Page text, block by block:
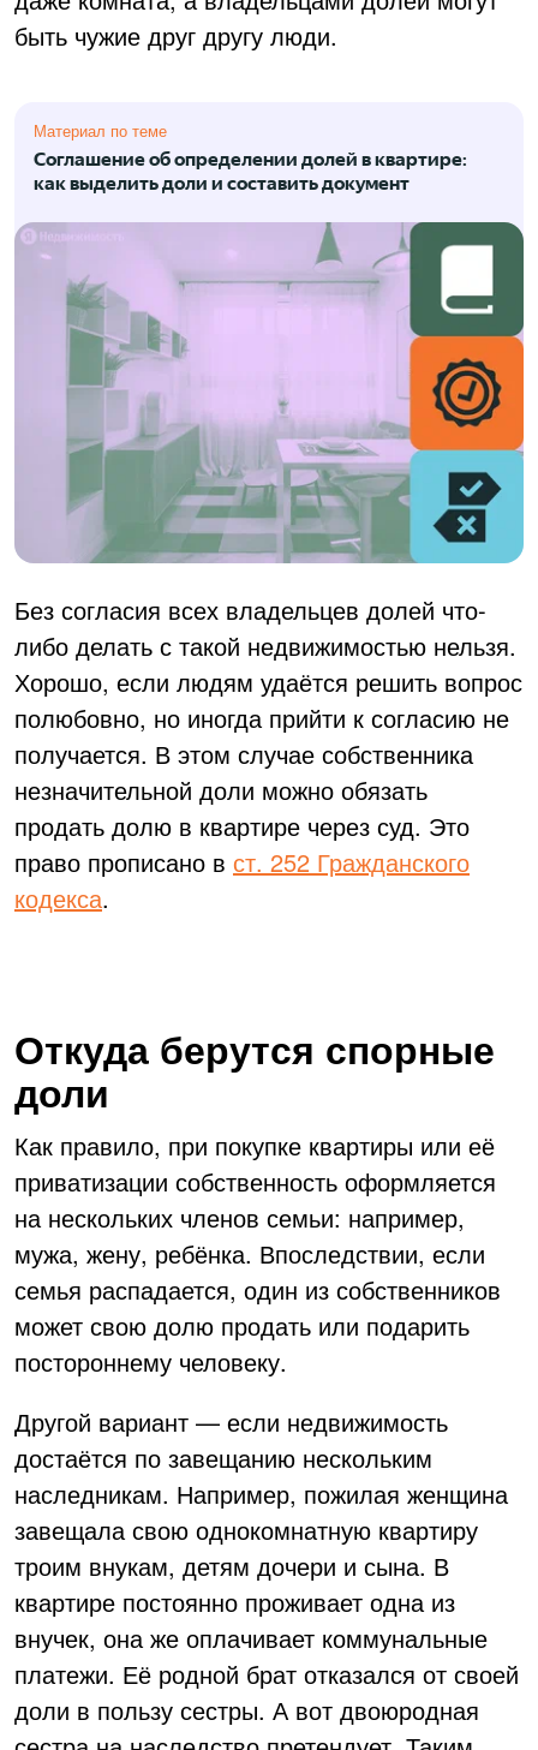
быть чужие друг другу люди.
Материал по теме
Соглашение об определении долей в квартире:
как выделить доли и составить документ
Без согласия всех владельцев долей что-
либо делать с такой недвижимостью нельзя.
Хорошо, если людям удаётся решить вопрос
полюбовно, но иногда прийти к согласию не
получается. В этом случае собственника
незначительной доли можно обязать
продать долю в квартире через суд. Это
право прописано в ст. 252 Гражданского
кодекса.
Откуда берутся спорные
доли
Как правило, при покупке квартиры или её
приватизации собственность оформляется
на нескольких членов семьи: например,
мужа, жену, ребёнка. Впоследствии, если
семья распадается, один из собственников
может свою долю продать или подарить
постороннему человеку.
Другой вариант — если недвижимость
достаётся по завещанию нескольким
наследникам. Например, пожилая женщина
завещала свою однокомнатную квартиру
троим внукам, детям дочери и сына. В
квартире постоянно проживает одна из
внучек, она же оплачивает коммунальные
платежи. Её родной брат отказался от своей
доли в пользу сестры. А вот двоюродная